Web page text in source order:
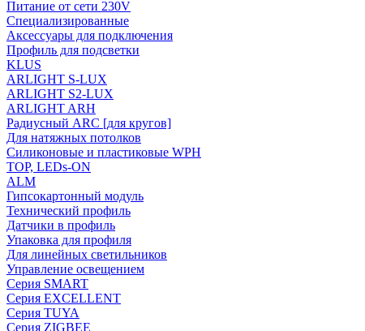
Питание от сети 230V
Специализированные
Аксессуары для подключения
Профиль для подсветки
KLUS
ARLIGHT S-LUX
ARLIGHT S2-LUX
ARLIGHT ARH
Радиусный ARC [для кругов]
Для натяжных потолков
Силиконовые и пластиковые WPH
TOP, LEDs-ON
ALM
Гипсокартонный модуль
Технический профиль
Датчики в профиль
Упаковка для профиля
Для линейных светильников
Управление освещением
Серия SMART
Серия EXCELLENT
Серия TUYA
Серия ZIGBEE